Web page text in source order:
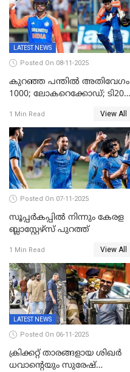
LATEST NEWS
Posted On 08-11-2025
കുറഞ്ഞ പന്തിൽ അതിവേഗം
1000; ലോകറെക്കോഡ്; ടി20
അപൂര്‍വനേട്ടവുമായി
അഭിഷേക് ശർമ
1 Min Read View All
Posted On 07-11-2025
സൂപ്പര്‍കപ്പില്‍ നിന്നും കേരള
ബ്ലാസ്റ്റേഴ്‌സ് പുറത്ത്
1 Min Read View All
LATEST NEWS
Posted On 06-11-2025
ക്രിക്കറ്റ് താരങ്ങളായ ശിഖർ
ധവാന്‍റെയും സുരേഷ്